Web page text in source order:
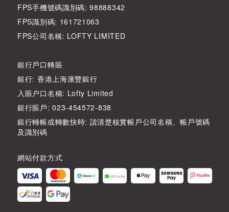
FPS手機號碼識別碼: 98888342
FPS識別碼: 161721063
FPS公司名稱: LOFTY LIMITED
銀行戶口轉賬
銀行: 香港上海滙豐銀行
入賬户口名稱: Lofty Limited
銀行賬戶: 023-454572-838
銀行轉帳或轉數快時: 請清楚核實帳戶公司名稱、帳戶號碼
及識別碼
網站付款方式